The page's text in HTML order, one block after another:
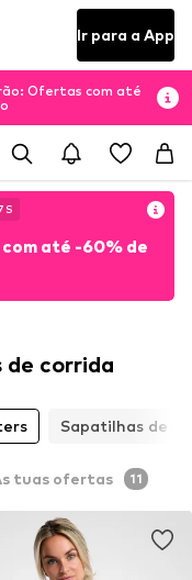
Ir para a App
Ofertas com até
S
até -60% de
de corrida
Sapatilhas de
tuas ofertas 11